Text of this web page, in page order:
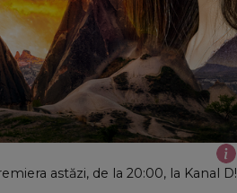
astăzi, de la 20:00, la Kanal D!